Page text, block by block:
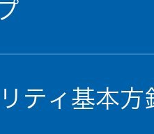
ティ基本方